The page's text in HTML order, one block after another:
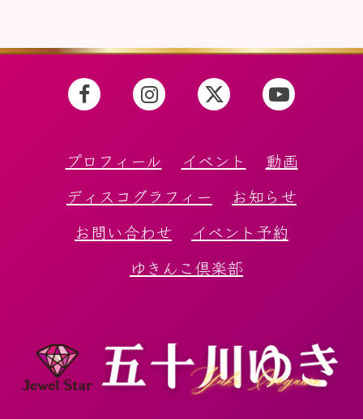
プロフィール イベント
動画
ディスコグラフィー
お知らせ
お問い合わせ
イベント予約
ゆきんこ倶楽部